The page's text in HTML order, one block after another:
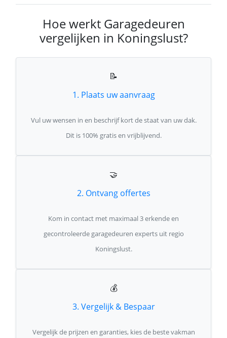
Hoe werkt Garagedeuren
vergelijken in Koningslust?
📝
1. Plaats uw aanvraag
Vul uw wensen in en beschrijf kort de staat van uw dak.
Dit is 100% gratis en vrijblijvend.
🤝
2. Ontvang offertes
Kom in contact met maximaal 3 erkende en
gecontroleerde garagedeuren experts uit regio
Koningslust.
💰
3. Vergelijk & Bespaar
Vergelijk de prijzen en garanties, kies de beste vakman